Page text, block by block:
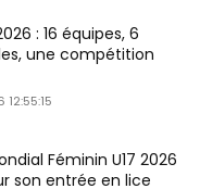
: 16 équipes, 6
une compétition
Féminin U17 2026
son entrée en lice